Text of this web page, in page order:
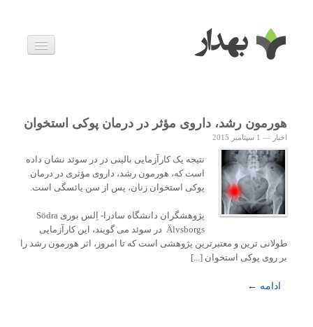
خانواده و بارداری
درباره ما
هورمون رشد، داروی مؤثر در درمان پوکی استخوان
اخبار — 1 سپتامبر 2015
نتیجه یک کارآزمایی بالینی در در سوئد نشان داده
است که، هورمون رشد، داروی مؤثری در درمان
پوکی استخوان زنان، پس از سن یائسگی است.
پژوهشگران دانشگاه سادرا- اِلس بوری Södra
Älvsborgs در سوئد می گویند، این کارآزمایی
طولانی ترین و معتبرترین پژوهشی است که تا امروز، اثر هورمون رشد را
بر روی پوکی استخوان [...]
ادامه ←